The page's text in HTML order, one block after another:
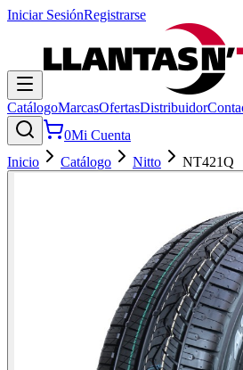
Iniciar SesiónRegistrarse
CatálogoMarcasOfertasDistribuidor
0Mi Cuenta
Inicio
Catálogo Nitto NT421Q